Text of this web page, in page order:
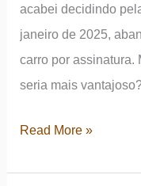
acabei decidindo
janeiro de 2025,
carro por assinatura.
seria mais
O
Read More »